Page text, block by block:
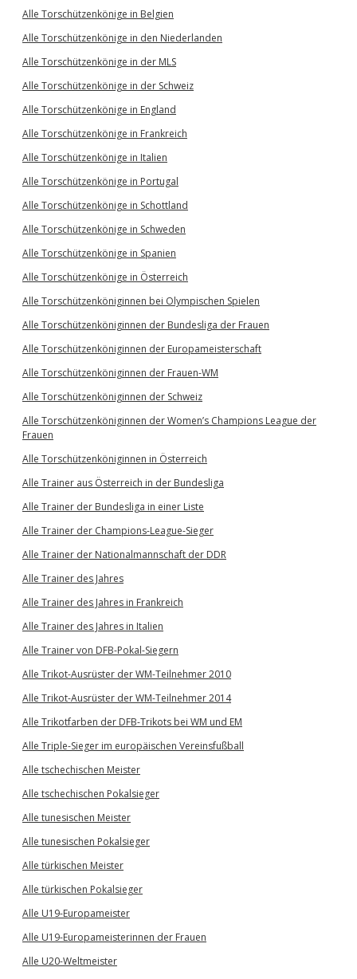
Alle Torschützenkönige in Belgien
Alle Torschützenkönige in den Niederlanden
Alle Torschützenkönige in der MLS
Alle Torschützenkönige in der Schweiz
Alle Torschützenkönige in England
Alle Torschützenkönige in Frankreich
Alle Torschützenkönige in Italien
Alle Torschützenkönige in Portugal
Alle Torschützenkönige in Schottland
Alle Torschützenkönige in Schweden
Alle Torschützenkönige in Spanien
Alle Torschützenkönige in Österreich
Alle Torschützenköniginnen bei Olympischen Spielen
Alle Torschützenköniginnen der Bundesliga der Frauen
Alle Torschützenköniginnen der Europameisterschaft
Alle Torschützenköniginnen der Frauen-WM
Alle Torschützenköniginnen der Schweiz
Alle Torschützenköniginnen der Women’s Champions League der
Frauen
Alle Torschützenköniginnen in Österreich
Alle Trainer aus Österreich in der Bundesliga
Alle Trainer der Bundesliga in einer Liste
Alle Trainer der Champions-League-Sieger
Alle Trainer der Nationalmannschaft der DDR
Alle Trainer des Jahres
Alle Trainer des Jahres in Frankreich
Alle Trainer des Jahres in Italien
Alle Trainer von DFB-Pokal-Siegern
Alle Trikot-Ausrüster der WM-Teilnehmer 2010
Alle Trikot-Ausrüster der WM-Teilnehmer 2014
Alle Trikotfarben der DFB-Trikots bei WM und EM
Alle Triple-Sieger im europäischen Vereinsfußball
Alle tschechischen Meister
Alle tschechischen Pokalsieger
Alle tunesischen Meister
Alle tunesischen Pokalsieger
Alle türkischen Meister
Alle türkischen Pokalsieger
Alle U19-Europameister
Alle U19-Europameisterinnen der Frauen
Alle U20-Weltmeister